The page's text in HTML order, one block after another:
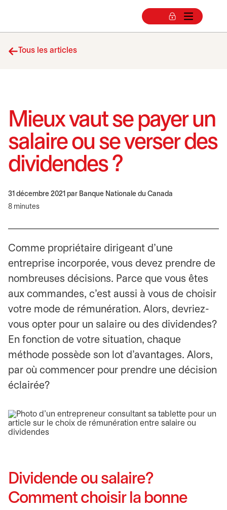
Tous les articles
Mieux vaut se payer un
salaire ou se verser des
dividendes ?
31 décembre 2021 par Banque Nationale du Canada
8 minutes
Comme propriétaire dirigeant d’une
entreprise incorporée, vous devez prendre de
nombreuses décisions. Parce que vous êtes
aux commandes, c’est aussi à vous de choisir
votre mode de rémunération. Alors, devriez-
vous opter pour un salaire ou des dividendes?
En fonction de votre situation, chaque
méthode possède son lot d'avantages. Alors,
par où commencer pour prendre une décision
éclairée?
Dividende ou salaire?
Comment choisir la bonne